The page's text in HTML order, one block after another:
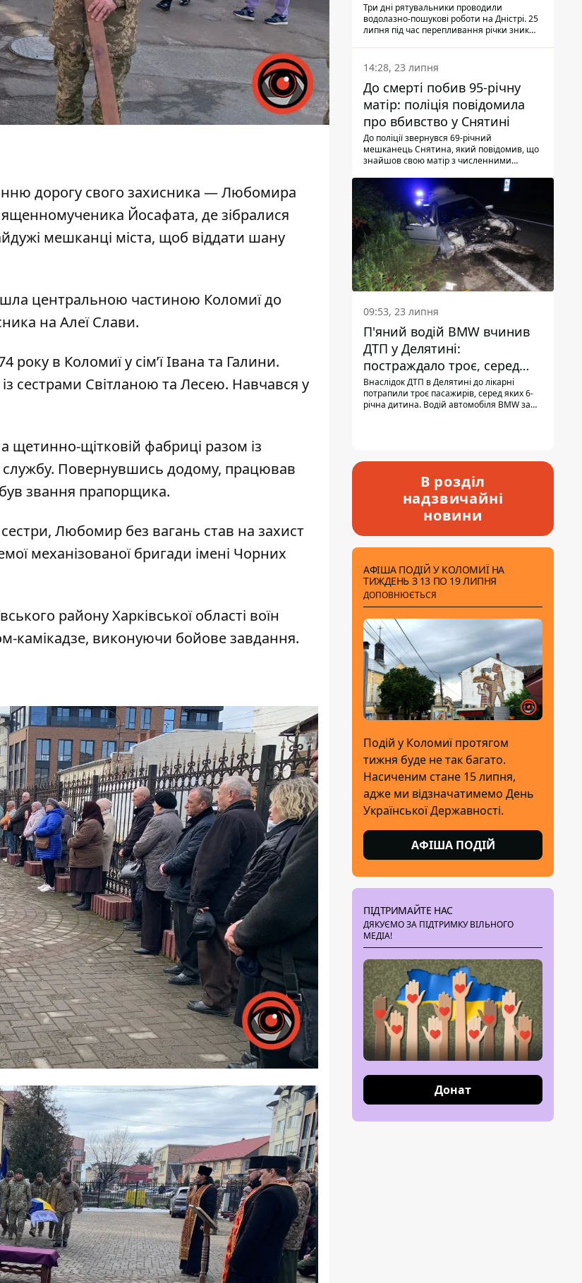
дорогу свого захисника — Любомира
Йосафата, де зібралися
мешканці міста, щоб віддати шану
центральною частиною Коломиї до
на Алеї Слави.
в Коломиї у сім’ї Івана та Галини.
сестрами Світланою та Лесею. Навчався у
щітковій фабриці разом із
службу. Повернувшись додому, працював
звання прапорщика.
Любомир без вагань став на захист
механізованої бригади імені Чорних
району Харківської області воїн
камікадзе, виконуючи бойове завдання.
Три дні рятувальники проводили
водолазно-пошукові роботи на Дністрі. 25
липня під час перепливання річки зник
виявили тіло.
14:28, 23 липня
До смерті побив 95-річну
матір: поліція повідомила
про вбивство у Снятині
До поліції звернувся 69-річний
мешканець Снятина, який повідомив, що
знайшов свою матір з численними
з'ясували правоохоронці, ці травми жінці
наніс її син.
09:53, 23 липня
П'яний водій BMW вчинив
ДТП у Делятині:
постраждало троє, серед
них - дитина
Внаслідок ДТП в Делятині до лікарні
потрапили троє пасажирів, серед яких 6-
річна дитина. Водій автомобіля BMW за
В розділ
надзвичайні
новини
АФІША ПОДІЙ У КОЛОМИЇ НА
ТИЖДЕНЬ З 13 ПО 19 ЛИПНЯ
ДОПОВНЮЄТЬСЯ
Подій у Коломиї протягом
тижня буде не так багато.
Насиченим стане 15 липня,
адже ми відзначатимемо День
Української Державності.
АФІША ПОДІЙ
ПІДТРИМАЙТЕ НАС
ДЯКУЄМО ЗА ПІДТРИМКУ ВІЛЬНОГО
МЕДІА!
Донат